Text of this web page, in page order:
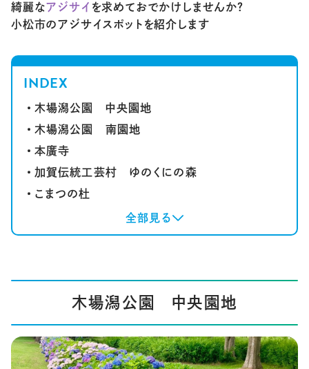
綺麗なアジサイ を求めておでかけしませんか？
小松市のアジサイスポットを紹介します
INDEX
木場潟公園 中央園地
木場潟公園 南園地
本廣寺
加賀伝統工芸村 ゆのくにの森
こまつの杜
全部見る
木場潟公園 中央園地